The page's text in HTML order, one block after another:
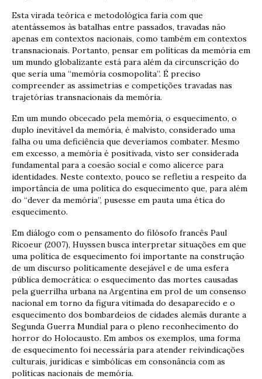
Esta virada teórica e metodológica faria com que
atentássemos às batalhas entre passados, travadas não
apenas em contextos nacionais, como também em contextos
transnacionais. Portanto, pensar em políticas da memória em
um mundo globalizante está para além da circunscrição do
que seria uma “memória cosmopolita”. É preciso
compreender as assimetrias e competições travadas nas
trajetórias transnacionais da memória.
Em um mundo obcecado pela memória, o esquecimento, o
duplo inevitável da memória, é malvisto, considerado uma
falha ou uma deficiência que deveríamos combater. Mesmo
em excesso, a memória é positivada, visto ser considerada
fundamental para a coesão social e como alicerce para
identidades. Neste contexto, pouco se refletiu a respeito da
importância de uma política do esquecimento que, para além
do “dever da memória”, pusesse em pauta uma ética do
esquecimento.
Em diálogo com o pensamento do filósofo francês Paul
Ricoeur (2007), Huyssen busca interpretar situações em que
uma política de esquecimento foi importante na construção
de um discurso politicamente desejável e de uma esfera
pública democrática: o esquecimento das mortes causadas
pela guerrilha urbana na Argentina em prol de um consenso
nacional em torno da figura vitimada do desaparecido e o
esquecimento dos bombardeios de cidades alemãs durante a
Segunda Guerra Mundial para o pleno reconhecimento do
horror do Holocausto. Em ambos os exemplos, uma forma
de esquecimento foi necessária para atender reivindicações
culturais, jurídicas e simbólicas em consonância com as
políticas nacionais de memória.